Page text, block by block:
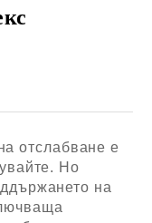
отслабване е
Но
на